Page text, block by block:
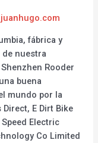
juanhugo.com
fábrica y
de nuestra
Rooder
buena
mundo por la
E Dirt Bike
Electric
Co Limited